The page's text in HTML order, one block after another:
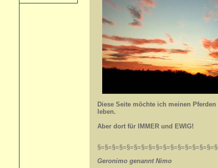
Diese Seite möchte ich meinen
leben.
Aber dort für IMMER und EWIG!
Geronimo genannt Nimo